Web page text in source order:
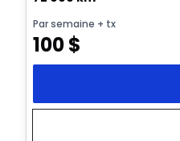
Par semaine + tx
100$